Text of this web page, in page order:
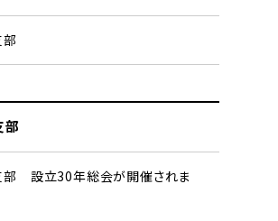
部
部 設立30年総会が開催されま